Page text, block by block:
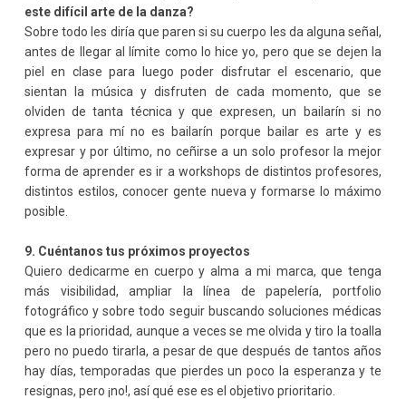
este difícil arte de la danza?
Sobre todo les diría que paren si su cuerpo les da alguna señal,
antes de llegar al límite como lo hice yo, pero que se dejen la
piel en clase para luego poder disfrutar el escenario, que
sientan la música y disfruten de cada momento, que se
olviden de tanta técnica y que expresen, un bailarín si no
expresa para mí no es bailarín porque bailar es arte y es
expresar y por último, no ceñirse a un solo profesor la mejor
forma de aprender es ir a workshops de distintos profesores,
distintos estilos, conocer gente nueva y formarse lo máximo
posible.
9. Cuéntanos tus próximos proyectos
Quiero dedicarme en cuerpo y alma a mi marca, que tenga
más visibilidad, ampliar la línea de papelería, portfolio
fotográfico y sobre todo seguir buscando soluciones médicas
que es la prioridad, aunque a veces se me olvida y tiro la toalla
pero no puedo tirarla, a pesar de que después de tantos años
hay días, temporadas que pierdes un poco la esperanza y te
resignas, pero ¡no!, así qué ese es el objetivo prioritario.